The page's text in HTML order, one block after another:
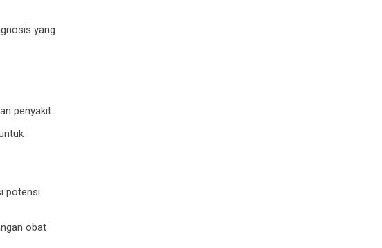
yang
penyakit.
potensi
obat